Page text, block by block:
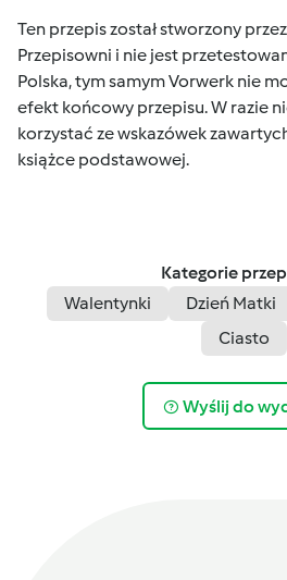
Ten przepis został stworzony
Przepisowni i nie jest
Polska, tym samym Vorwerk nie
efekt końcowy przepisu. W razie
korzystać ze wskazówek
książce podstawowej.
Kategorie
Walentynki
Dzień Matki
Ciasto
Wyślij do